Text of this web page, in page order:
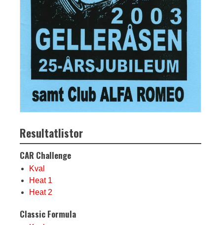
Resultatlistor
CAR Challenge
Kval
Heat 1
Heat 2
Classic Formula